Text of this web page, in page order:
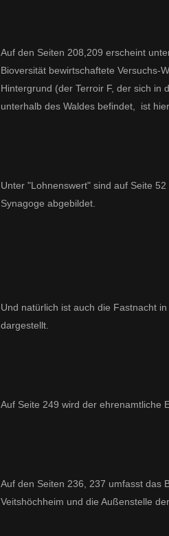
Auf den Seiten 208,209 erscheint
Bioversität bewirtschaftete Versuchs-
Hintergrund (der Terroir F, der sich in
unterhalb des Waldes befindet, ist
Unter "Lohnenswert" sind auf Seite
Synagoge abgebildet.
Und natürlich ist auch die Fastnacht
dargestellt.
Auf Seite 249 wird der ehrenamtliche
Auf den Seiten 236, 237 umfasst das
Veitshöchheim und die Außenstelle